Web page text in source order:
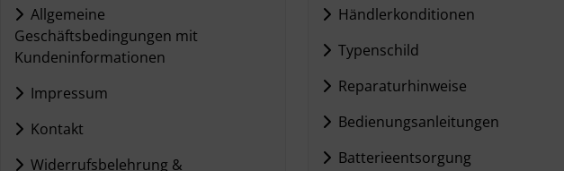
Allgemeine
Geschäftsbedingungen mit
Kundeninformationen
Impressum
Kontakt
Widerrufsbelehrung &
Händlerkonditionen
Typenschild
Reparaturhinweise
Bedienungsanleitungen
Batterieentsorgung